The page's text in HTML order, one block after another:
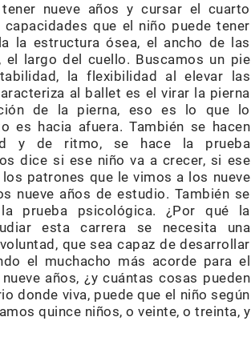
nueve años y cursar el cuarto
que el niño puede tener
la estructura ósea, el ancho de las
largo del cuello. Buscamos un pie
la flexibilidad al elevar las
al ballet es el virar la pierna
de la pierna, eso es lo que lo
es hacia afuera. También se hacen
y de ritmo, se hace la prueba
dice si ese niño va a crecer, si ese
patrones que le vimos a los nueve
nueve años de estudio. También se
prueba psicológica. ¿Por qué la
esta carrera se necesita una
que sea capaz de desarrollar
el muchacho más acorde para el
años, ¿y cuántas cosas pueden
donde viva, puede que el niño según
quince niños, o veinte, o treinta, y